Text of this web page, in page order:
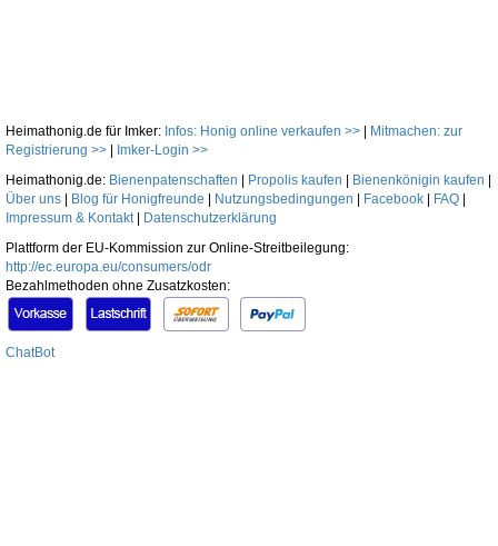
Heimathonig.de für Imker: Infos: Honig online verkaufen >>
Mitmachen: zur
Registrierung >>
Imker-Login >>
Heimathonig.de: Bienenpatenschaften Propolis kaufen Bienenkönigin kaufen
Über uns
Blog für Honigfreunde Nutzungsbedingungen Facebook FAQ
Impressum & Kontakt|
Datenschutzerklärung
Plattform der EU-Kommission zur Online-Streitbeilegung:
http://ec.europa.eu/consumers/odr
Bezahlmethoden ohne Zusatzkosten:
ChatBot